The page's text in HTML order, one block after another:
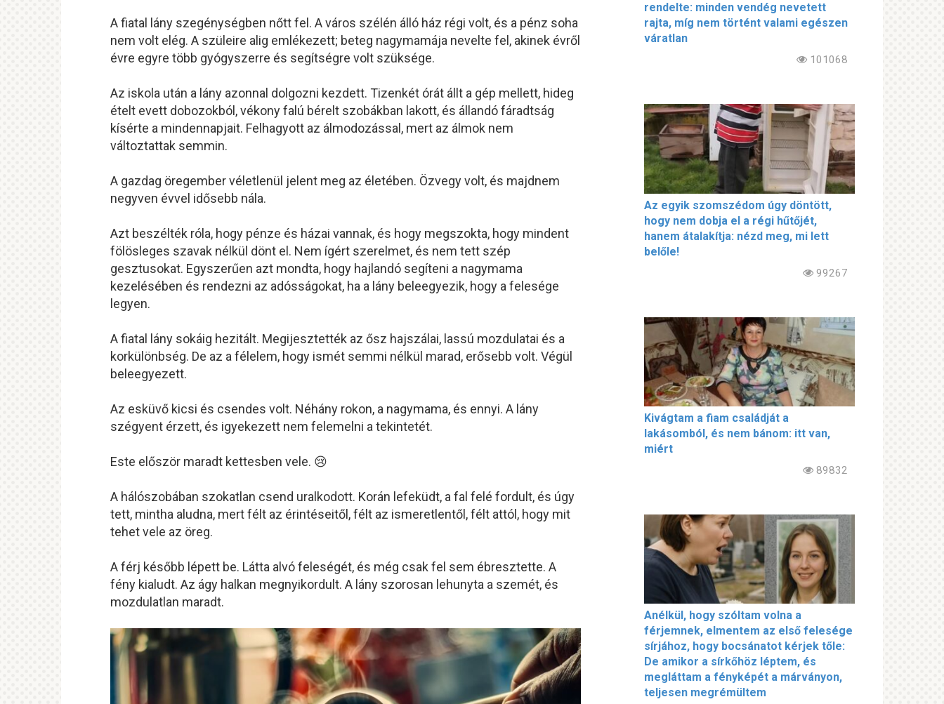
A fiatal lány szegénységben nőtt fel. A város szélén álló ház régi volt, és a pénz soha
nem volt elég. A szüleire alig emlékezett; beteg nagymamája nevelte fel, akinek évről
évre egyre több gyógyszerre és segítségre volt szüksége.
Az iskola után a lány azonnal dolgozni kezdett. Tizenkét órát állt a gép mellett, hideg
ételt evett dobozokból, vékony falú bérelt szobákban lakott, és állandó fáradtság
kísérte a mindennapjait. Felhagyott az álmodozással, mert az álmok nem
változtattak semmin.
A gazdag öregember véletlenül jelent meg az életében. Özvegy volt, és majdnem
negyven évvel idősebb nála.
Azt beszélték róla, hogy pénze és házai vannak, és hogy megszokta, hogy mindent
fölösleges szavak nélkül dönt el. Nem ígért szerelmet, és nem tett szép
gesztusokat. Egyszerűen azt mondta, hogy hajlandó segíteni a nagymama
kezelésében és rendezni az adósságokat, ha a lány beleegyezik, hogy a felesége
legyen.
A fiatal lány sokáig hezitált. Megijesztették az ősz hajszálai, lassú mozdulatai és a
korkülönbség. De az a félelem, hogy ismét semmi nélkül marad, erősebb volt. Végül
beleegyezett.
Az esküvő kicsi és csendes volt. Néhány rokon, a nagymama, és ennyi. A lány
szégyent érzett, és igyekezett nem felemelni a tekintetét.
Este először maradt kettesben vele. 😢
A hálószobában szokatlan csend uralkodott. Korán lefeküdt, a fal felé fordult, és úgy
tett, mintha aludna, mert félt az érintéseitől, félt az ismeretlentől, félt attól, hogy mit
tehet vele az öreg.
A férj később lépett be. Látta alvó feleségét, és még csak fel sem ébresztette. A
fény kialudt. Az ágy halkan megnyikordult. A lány szorosan lehunyta a szemét, és
mozdulatlan maradt.
rendelte: minden vendég nevetett
rajta, míg nem történt valami egészen
váratlan
101068
Az egyik szomszédom úgy döntött,
hogy nem dobja el a régi hűtőjét,
hanem átalakítja: nézd meg, mi lett
belőle!
99267
Kivágtam a fiam családját a
lakásomból, és nem bánom: itt van,
miért
89832
Anélkül, hogy szóltam volna a
férjemnek, elmentem az első felesége
sírjához, hogy bocsánatot kérjek tőle:
De amikor a sírkőhöz léptem, és
megláttam a fényképét a márványon,
teljesen megrémültem